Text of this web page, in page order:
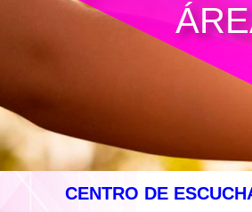
CENTRO DE